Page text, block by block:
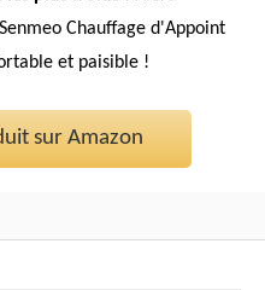
Chauffage d'Appoint
et paisible !
sur Amazon